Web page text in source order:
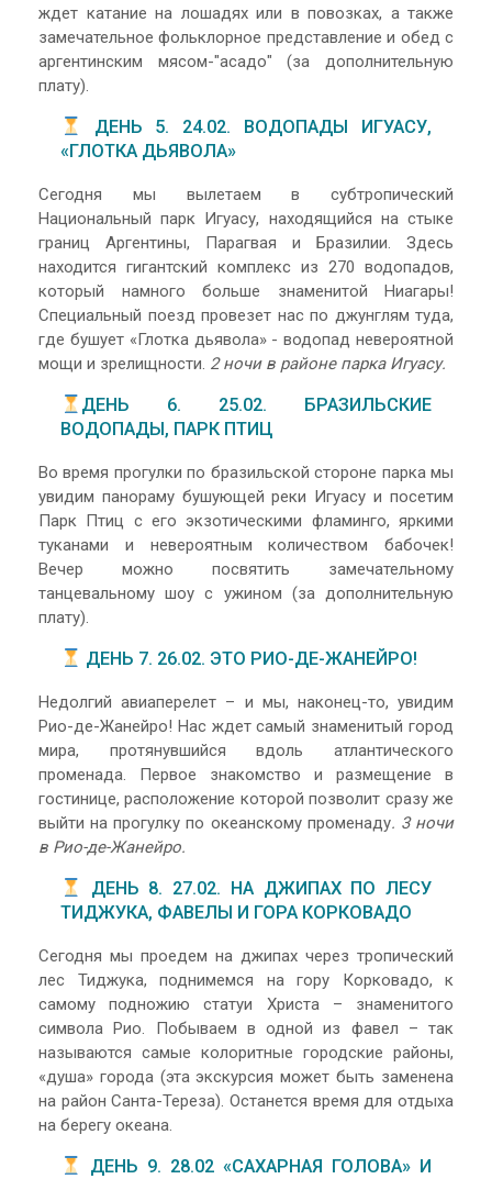
ждет катание на лошадях или в повозках, а также
замечательное фольклорное представление и обед с
аргентинским мясом-"асадо" (за дополнительную
плату).
ДЕНЬ 5. 24.02. ВОДОПАДЫ ИГУАСУ,
«ГЛОТКА ДЬЯВОЛА»
Сегодня мы вылетаем в субтропический
Национальный парк Игуасу, находящийся на стыке
границ Аргентины, Парагвая и Бразилии. Здесь
находится гигантский комплекс из 270 водопадов,
который намного больше знаменитой Ниагары!
Специальный поезд провезет нас по джунглям туда,
где бушует «Глотка дьявола» - водопад невероятной
мощи и зрелищности. 2 ночи в районе парка Игуасу.
ДЕНЬ 6. 25.02. БРАЗИЛЬСКИЕ
ВОДОПАДЫ, ПАРК ПТИЦ
Во время прогулки по бразильской стороне парка мы
увидим панораму бушующей реки Игуасу и посетим
Парк Птиц с его экзотическими фламинго, яркими
туканами и невероятным количеством бабочек!
Вечер можно посвятить замечательному
танцевальному шоу с ужином (за дополнительную
плату).
ДЕНЬ 7. 26.02. ЭТО РИО-ДЕ-ЖАНЕЙРО!
Недолгий авиаперелет – и мы, наконец-то, увидим
Рио-де-Жанейро! Нас ждет самый знаменитый город
мира, протянувшийся вдоль атлантического
променада. Первое знакомство и размещение в
гостинице, расположение которой позволит сразу же
выйти на прогулку по океанскому променаду. 3 ночи
в Рио-де-Жанейро.
ДЕНЬ 8. 27.02. НА ДЖИПАХ ПО ЛЕСУ
ТИДЖУКА, ФАВЕЛЫ И ГОРА КОРКОВАДО
Сегодня мы проедем на джипах через тропический
лес Тиджука, поднимемся на гору Корковадо, к
самому подножию статуи Христа – знаменитого
символа Рио. Побываем в одной из фавел – так
называются самые колоритные городские районы,
«душа» города (эта экскурсия может быть заменена
на район Санта-Тереза). Останется время для отдыха
на берегу океана.
ДЕНЬ 9. 28.02 «САХАРНАЯ ГОЛОВА» И